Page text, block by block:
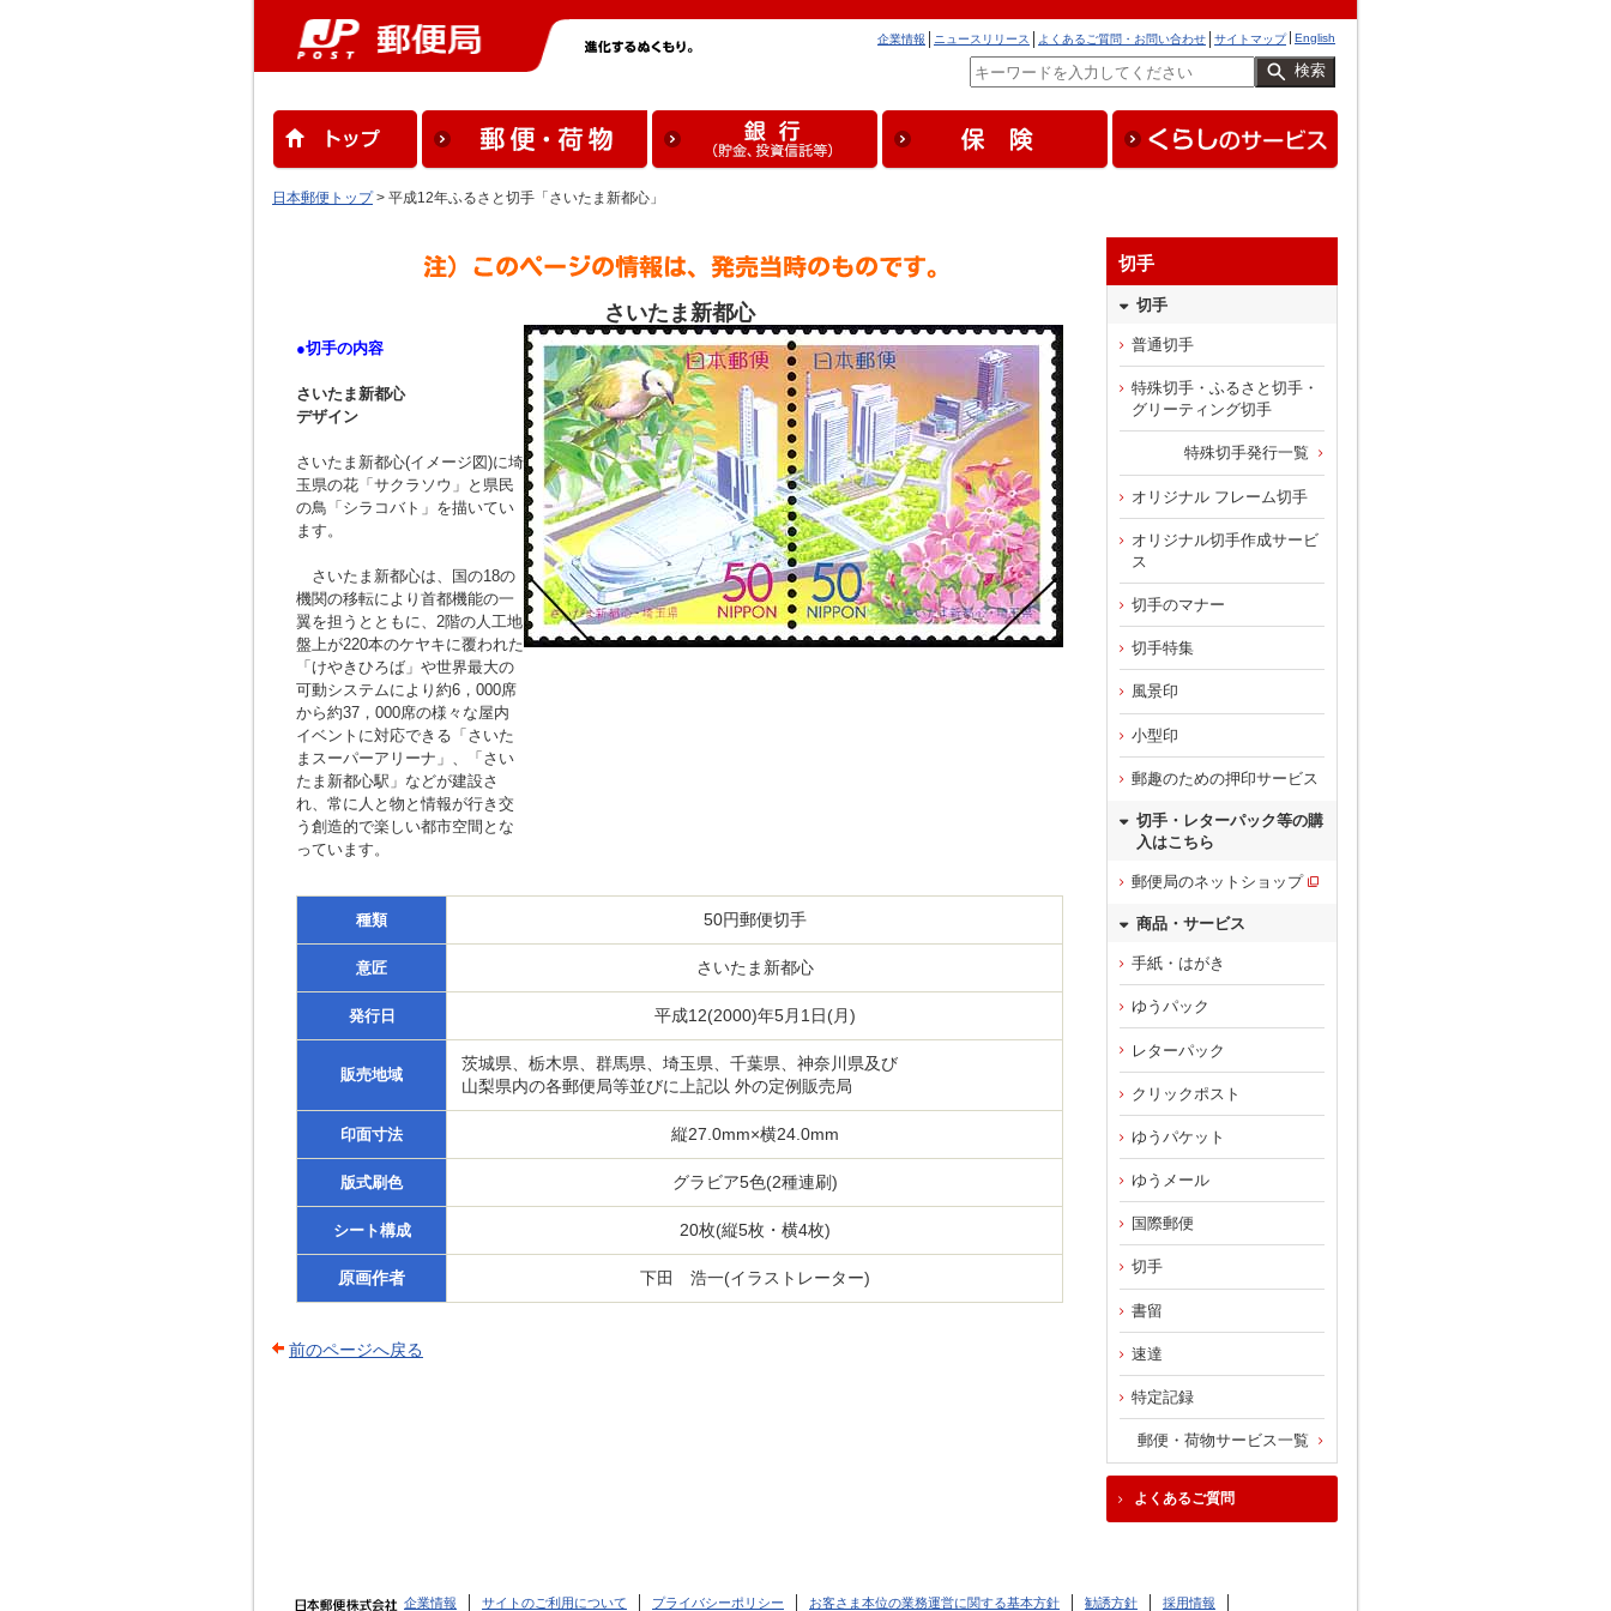
English
サイトマップ
よくあるご質問・お問い合わせ
ニュースリリース
企業情報
検索
日本郵便トップ> 平成12年ふるさと切手「さいたま新都心」
さいたま新都心
●切手の内容
さいたま新都心
デザイン
さいたま新都心(イメージ図)に埼
玉県の花「サクラソウ」と県民
の鳥「シラコバト」を描いてい
ます。
さいたま新都心は、国の18の
機関の移転により首都機能の一
翼を担うとともに、2階の人工地
盤上が220本のケヤキに覆われた
「けやきひろば」や世界最大の
可動システムにより約6，000席
から約37，000席の様々な屋内
イベントに対応できる「さいた
まスーパーアリーナ」、「さい
たま新都心駅」などが建設さ
れ、常に人と物と情報が行き交
う創造的で楽しい都市空間とな
っています。
種類 50円郵便切手
意匠 さいたま新都心
発行日 平成12(2000)年5月1日(月)
販売地域
茨城県、栃木県、群馬県、埼玉県、千葉県、神奈川県及び
山梨県内の各郵便局等並びに上記以 外の定例販売局
印面寸法 縦27.0mm×横24.0mm
版式刷色 グラビア5色(2種連刷)
シート構成 20枚(縦5枚・横4枚)
原画作者 下田 浩一(イラストレーター)
前のページへ戻る
切手
切手
普通切手
特殊切手・ふるさと切手・
グリーティング切手
特殊切手発行一覧
オリジナル フレーム切手
オリジナル切手作成サービ
ス
切手のマナー
切手特集
風景印
小型印
郵趣のための押印サービス
切手・レターパック等の購
入はこちら
郵便局のネットショップ
商品・サービス
手紙・はがき
ゆうパック
レターパック
クリックポスト
ゆうパケット
ゆうメール
国際郵便
切手
書留
速達
特定記録
郵便・荷物サービス一覧
よくあるご質問
企業情報 サイトのご利用について プライバシーポリシー お客さま本位の業務運営に関する基本方針 勧誘方針 採用情報